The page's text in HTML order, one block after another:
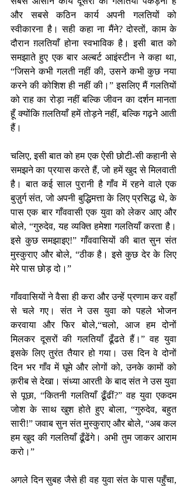
और सबसे कठिन कार्य अपनी गलतियों को
स्वीकारना है। सही कहा ना मैंने? दोस्तों, काम के
दौरान ग़लतियाँ होना स्वभाविक है। इसी बात को
समझाते हुए एक बार अल्बर्ट आइंस्टीन ने कहा था,
“जिसने कभी गलती नहीं की, उसने कभी कुछ नया
करने की कोशिश ही नहीं की।” इसलिए मैं गलतियों
को राह का रोड़ा नहीं बल्कि जीवन का दर्शन मानता
हूँ क्योंकि ग़लतियाँ हमें तोड़ने नहीं, बल्कि गढ़ने आती
हैं।
चलिए, इसी बात को हम एक ऐसी छोटी-सी कहानी से
समझने का प्रयास करते हैं, जो हमें खुद से मिलवाती
है। बात कई साल पुरानी है गाँव में रहने वाले एक
बुज़ुर्ग संत, जो अपनी बुद्धिमत्ता के लिए प्रसिद्ध थे, के
पास एक बार गाँववासी एक युवा को लेकर आए और
बोले, “गुरुदेव, यह व्यक्ति हमेशा गलतियाँ करता है।
इसे कुछ समझाइए!” गाँववासियों की बात सुन संत
मुस्कुराए और बोले, “ठीक है। इसे कुछ देर के लिए
मेरे पास छोड़ दो।”
गाँववासियों ने वैसा ही करा और उन्हें प्रणाम कर वहाँ
से चले गए। संत ने उस युवा को पहले भोजन
करवाया और फिर बोले,“चलो, आज हम दोनों
मिलकर दूसरों की गलतियाँ ढूँढते हैं।” वह युवा
इसके लिए तुरंत तैयार हो गया। उस दिन वे दोनों
दिन भर गाँव में घूमे और लोगों को, उनके कामों को
क़रीब से देखा। संध्या आरती के बाद संत ने उस युवा
से पूछा, “कितनी गलतियाँ ढूँढीं?” वह युवा एकदम
जोश के साथ खुश होते हुए बोला, “गुरुदेव, बहुत
सारी!” जवाब सुन संत मुस्कुराए और बोले, “अब कल
हम खुद की गलतियाँ ढूँढेंगे। अभी तुम जाकर आराम
करो।”
अगले दिन सुबह जैसे ही वह युवा संत के पास पहुँचा,